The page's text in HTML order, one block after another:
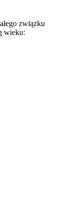
związku
wieku: